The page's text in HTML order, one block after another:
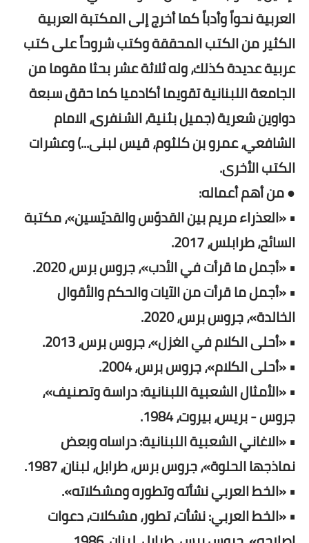
العربية نحواً وأدباً كما أخرج إلى المكتبة العربية
الكثير من الكتب المحققة وكتب شروحاً على كتب
عربية عديدة كذلك، وله ثلاثة عشر بحثا مقوما من
الجامعة اللبنانية تقويما أكادميا كما حقق سبعة
دواوين شعرية (جميل بثنية، الشنفرى، الامام
الشافعي، عمرو بن كلثوم، قيس لبنى...) وعشرات
الكتب الأخرى.
● من أهم أعماله:
• «العذراء مريم بين القدوّس والقديّسين»، مكتبة
السائح، طرابلس، 2017.
• «أجمل ما قرأت في الأدب»، جروس برس، 2020.
• «أجمل ما قرأت من الآيات والحكم والأقوال
الخالدة»، جروس برس، 2020.
• «أحلى الكلام في الغزل»، جروس برس، 2013.
• «أحلى الكلام»، جروس برس، 2004.
• «الأمثال الشعبية اللبنانية: دراسة وتصنيف»،
جروس - بريس، بيروت، 1984.
• «الاغاني الشعبية اللبنانية: دراساه وبعض
نماذجها الحلوة»، جروس برس، طرابل، لبنان، 1987.
• «الخط العربي نشأته وتطوره ومشكلاته».
• «الخط العربي: نشأت، تطور، مشكلات، دعوات